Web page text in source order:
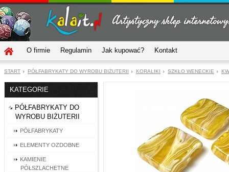
O firmie Regulamin Jak kupować? Kontakt
START PÓŁFABRYKATY DO WYROBU BIŻUTERII KORALIKI SZKŁO WENECKIE
KATEGORIE
PÓŁFABRYKATY DO
WYROBU BIŻUTERII
PÓŁFABRYKATY
ELEMENTY OZDOBNE
KAMIENIE
PÓŁSZLACHETNE